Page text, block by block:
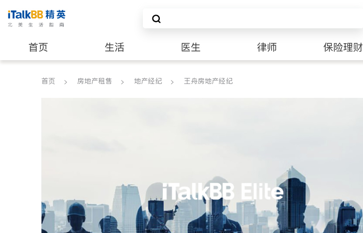
首页 生活 医生 律师 保险理财
养老 非盈利组织
首页 房地产租售 地产经纪 王舟房地产经纪